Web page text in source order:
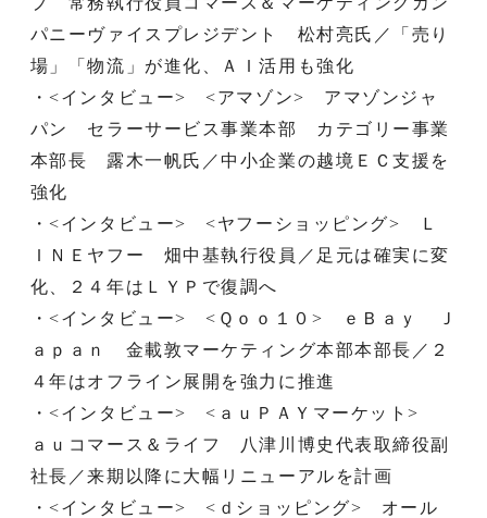
パニーヴァイスプレジデント 松村亮氏／「売り
場」「物流」が進化、ＡＩ活用も強化
・<インタビュー> <アマゾン> アマゾンジャ
パン セラーサービス事業本部 カテゴリー事業
本部長 露木一帆氏／中小企業の越境ＥＣ支援を
強化
・<インタビュー> <ヤフーショッピング> Ｌ
ＩＮＥヤフー 畑中基執行役員／足元は確実に変
化、２４年はＬＹＰで復調へ
・<インタビュー> <Ｑｏｏ１０> ｅＢａｙ Ｊ
ａｐａｎ 金載敦マーケティング本部本部長／２
４年はオフライン展開を強力に推進
・<インタビュー> <ａｕＰＡＹマーケット>
ａｕコマース＆ライフ 八津川博史代表取締役副
社長／来期以降に大幅リニューアルを計画
・<インタビュー> <ｄショッピング> オール